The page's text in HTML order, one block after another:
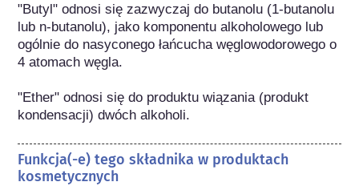
"Butyl" odnosi się zazwyczaj do butanolu (1-butanolu
lub n-butanolu), jako komponentu alkoholowego lub
ogólnie do nasyconego łańcucha węglowodorowego o
4 atomach węgla.
"Ether" odnosi się do produktu wiązania (produkt
kondensacji) dwóch alkoholi.
Funkcja(-e) tego składnika w produktach
kosmetycznych